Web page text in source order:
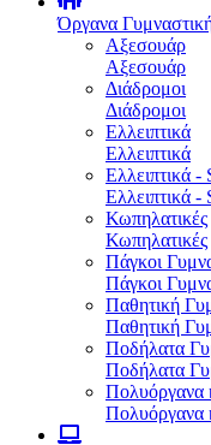
Όργανα
Αξεσουάρ
Αξεσουάρ
Διάδρομοι
Διάδρομοι
Ελλειπτικά
Ελλειπτικά
Ελλειπτικά -
Ελλειπτικά -
Κωπηλατικές
Κωπηλατικές
Πάγκοι
Πάγκοι
Παθητική
Παθητική
Ποδήλατα
Ποδήλατα
Πολυόργανα
Πολυόργανα